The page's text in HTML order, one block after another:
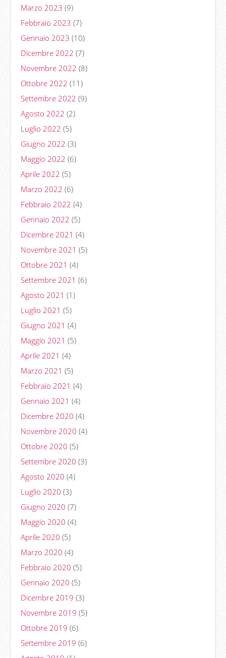
Marzo 2023 (9)
Febbraio 2023 (7)
Gennaio 2023 (10)
Dicembre 2022 (7)
Novembre 2022 (8)
Ottobre 2022 (11)
Settembre 2022 (9)
Agosto 2022 (2)
Luglio 2022 (5)
Giugno 2022 (3)
Maggio 2022 (6)
Aprile 2022 (5)
Marzo 2022 (6)
Febbraio 2022 (4)
Gennaio 2022 (5)
Dicembre 2021 (4)
Novembre 2021 (5)
Ottobre 2021 (4)
Settembre 2021 (6)
Agosto 2021 (1)
Luglio 2021 (5)
Giugno 2021 (4)
Maggio 2021 (5)
Aprile 2021 (4)
Marzo 2021 (5)
Febbraio 2021 (4)
Gennaio 2021 (4)
Dicembre 2020 (4)
Novembre 2020 (4)
Ottobre 2020 (5)
Settembre 2020 (3)
Agosto 2020 (4)
Luglio 2020 (3)
Giugno 2020 (7)
Maggio 2020 (4)
Aprile 2020 (5)
Marzo 2020 (4)
Febbraio 2020 (5)
Gennaio 2020 (5)
Dicembre 2019 (3)
Novembre 2019 (5)
Ottobre 2019 (6)
Settembre 2019 (6)